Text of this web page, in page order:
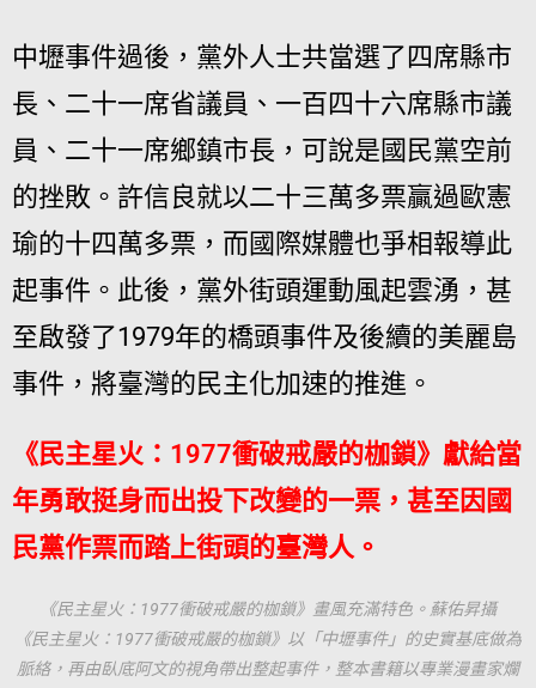
中壢事件過後，黨外人士共當選了四席縣市
長、二十一席省議員、一百四十六席縣市議
員、二十一席鄉鎮市長，可說是國民黨空前
的挫敗。許信良就以二十三萬多票贏過歐憲
瑜的十四萬多票，而國際媒體也爭相報導此
起事件。此後，黨外街頭運動風起雲湧，甚
至啟發了1979年的橋頭事件及後續的美麗島
事件，將臺灣的民主化加速的推進。
《民主星火：1977衝破戒嚴的枷鎖》獻給當
年勇敢挺身而出投下改變的一票，甚至因國
民黨作票而踏上街頭的臺灣人。
《民主星火：1977衝破戒嚴的枷鎖》畫風充滿特色。蘇佑昇攝
《民主星火：1977衝破戒嚴的枷鎖》以「中壢事件」的史實基底做為
脈絡，再由臥底阿文的視角帶出整起事件，整本書籍以專業漫畫家爛